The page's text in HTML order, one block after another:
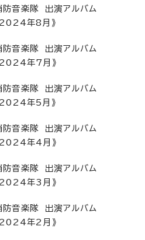
防音楽隊 出演アルバム
2024年8月》
防音楽隊 出演アルバム
2024年7月》
防音楽隊 出演アルバム
2024年5月》
防音楽隊 出演アルバム
2024年4月》
防音楽隊 出演アルバム
2024年3月》
防音楽隊 出演アルバム
2024年2月》